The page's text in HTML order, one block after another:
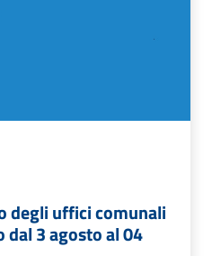
degli uffici comunali
3 agosto al 04